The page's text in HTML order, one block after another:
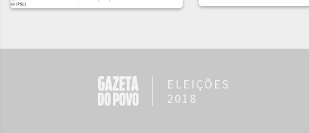
ELEIÇÕES
2018